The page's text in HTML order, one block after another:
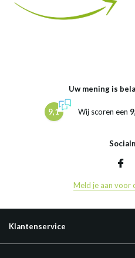
Uw mening is
9,1 Wij scoren een
Meld je aan voor
Klantenservice